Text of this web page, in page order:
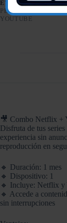
ETIQUETAS:1MES,
PELÍCULAS
YOUTUBE
🎥 Combo Netflix +
Disfruta de tus
experiencia sin
reproducción en
🔸 Duración: 1 mes
🔸 Dispositivo: 1
🔸 Incluye: Netflix y
🔸 Accede a
sin interrupciones